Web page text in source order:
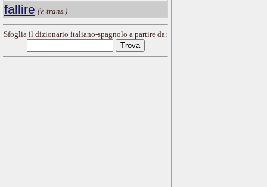
fallire (v. trans.)
Sfoglia il dizionario italiano-spagnolo a partire da: